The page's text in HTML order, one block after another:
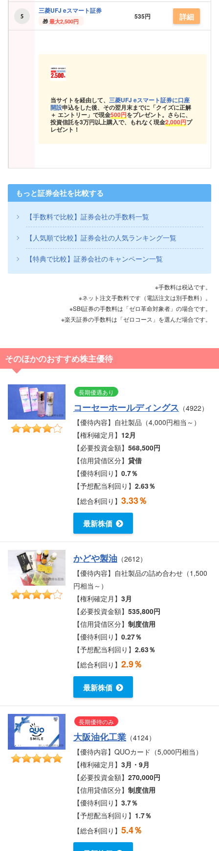
三菱UFJ eスマート証券
最大2,500円
535円 詳細
当サイトを経由して、 三菱UFJ eスマート証券に口座
開設申込をした後、その翌月末までに「クイズに正解
＋ エントリー」で現金500円をプレゼント。さらに、
投資信託を3万円以上購入で、もれなく現金2,000円プ
レゼント！
もっと証券会社を比較する
【手数料で比較】証券会社の手数料一覧
【人気順で比較】証券会社の人気ランキング一覧
【特典で比較】証券会社のキャンペーン一覧
※手数料は税込です。
※ネット注文手数料です（電話注文は別手数料）。
※SBI証券の手数料は「ゼロ革命対象者」の場合です。
※楽天証券の手数料は「ゼロコース」を選んだ場合です。
そのほかのおすすめ株主優待
長期優遇あり
コーセーホールディングス （4922）
【優待内容】自社製品（4,000円相当～）
【権利確定月】 12月
【必要投資金額】568,500円
【信用貸借区分】貸借
【優待利回り】0.7％
【予想配当利回り】2.63％
【総合利回り】3.33％
最新株価
かどや製油 （2612）
【優待内容】自社製品の詰め合わせ（1,500
円相当～）
【権利確定月】3月
【必要投資金額】535,800円
【信用貸借区分】制度信用
【優待利回り】0.27％
【予想配当利回り】2.63％
【総合利回り】2.9％
最新株価
長期優待のみ
大阪油化工業 （4124）
【優待内容】QUOカード（5,000円相当）
【権利確定月】3月・9月
【必要投資金額】270,000円
【信用貸借区分】制度信用
【優待利回り】3.7％
【予想配当利回り】 1.7％
【総合利回り】5.4％